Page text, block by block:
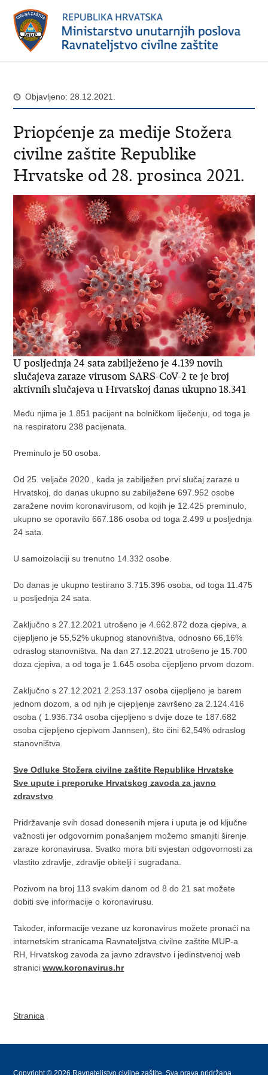
Objavljeno: 28.12.2021.
Priopćenje za medije Stožera
civilne zaštite Republike
Hrvatske od 28. prosinca 2021.
U posljednja 24 sata zabilježeno je 4.139 novih
slučajeva zaraze virusom SARS-CoV-2 te je broj
aktivnih slučajeva u Hrvatskoj danas ukupno 18.341
Među njima je 1.851 pacijent na bolničkom liječenju, od toga je
na respiratoru 238 pacijenata.
Preminulo je 50 osoba.
Od 25. veljače 2020., kada je zabilježen prvi slučaj zaraze u
Hrvatskoj, do danas ukupno su zabilježene 697.952 osobe
zaražene novim koronavirusom, od kojih je 12.425 preminulo,
ukupno se oporavilo 667.186 osoba od toga 2.499 u posljednja
24 sata.
U samoizolaciji su trenutno 14.332 osobe.
Do danas je ukupno testirano 3.715.396 osoba, od toga 11.475
u posljednja 24 sata.
Zaključno s 27.12.2021 utrošeno je 4.662.872 doza cjepiva, a
cijepljeno je 55,52% ukupnog stanovništva, odnosno 66,16%
odraslog stanovništva. Na dan 27.12.2021 utrošeno je 15.700
doza cjepiva, a od toga je 1.645 osoba cijepljeno prvom dozom.
Zaključno s 27.12.2021 2.253.137 osoba cijepljeno je barem
jednom dozom, a od njih je cijepljenje završeno za 2.124.416
osoba ( 1.936.734 osoba cijepljeno s dvije doze te 187.682
osoba cijepljeno cjepivom Jannsen), što čini 62,54% odraslog
stanovništva.
Sve Odluke Stožera civilne zaštite Republike Hrvatske
Sve upute i preporuke Hrvatskog zavoda za javno
zdravstvo
Pridržavanje svih dosad donesenih mjera i uputa je od ključne
važnosti jer odgovornim ponašanjem možemo smanjiti širenje
zaraze koronavirusa. Svatko mora biti svjestan odgovornosti za
vlastito zdravlje, zdravlje obitelji i sugrađana.
Pozivom na broj 113 svakim danom od 8 do 21 sat možete
dobiti sve informacije o koronavirusu.
Također, informacije vezane uz koronavirus možete pronaći na
internetskim stranicama Ravnateljstva civilne zaštite MUP-a
RH, Hrvatskog zavoda za javno zdravstvo i jedinstvenoj web
straniciwww.koronavirus.hr
Stranica
Copyright © 2026 Ravnateljstvo civilne zaštite. Sva prava pridržana